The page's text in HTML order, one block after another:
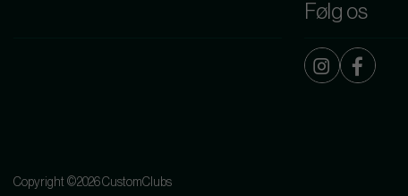
Følg os
Copyright ©2026 CustomClubs